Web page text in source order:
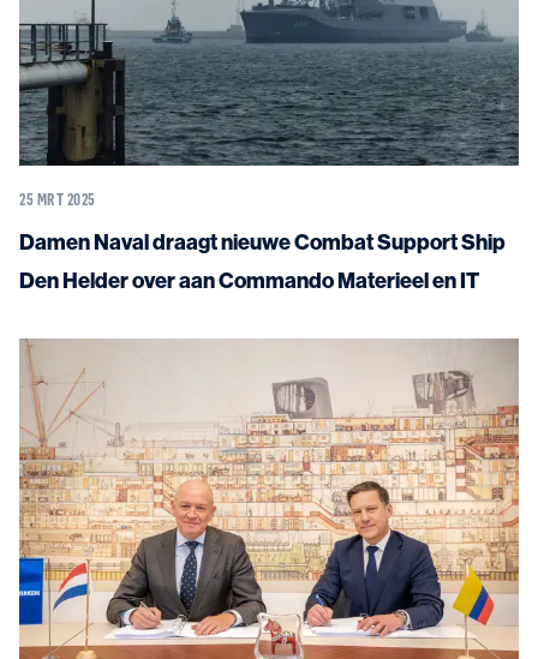
25 MRT 2025
Damen Naval draagt nieuwe Combat Support Ship
Den Helder over aan Commando Materieel en IT